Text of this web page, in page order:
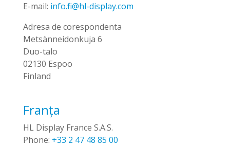
E-mail: info.fi@hl-display.com
Adresa de corespondenta
Metsänneidonkuja 6
Duo-talo
02130 Espoo
Finland
Franța
HL Display France S.A.S.
Phone: +33 2 47 48 85 00